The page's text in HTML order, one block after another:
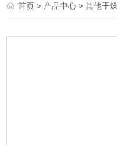
首页> 产品中心 >其他干